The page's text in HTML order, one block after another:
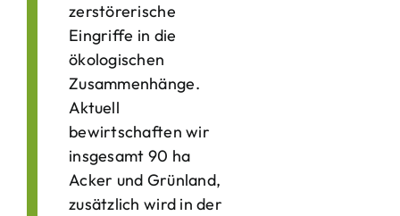
zerstörerische
Eingriffe in die
ökologischen
Zusammenhänge.
Aktuell
bewirtschaften wir
insgesamt 90 ha
Acker und Grünland,
zusätzlich wird in der